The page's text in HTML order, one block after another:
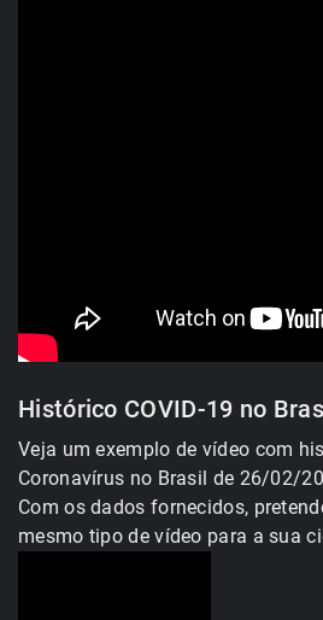
Histórico COVID-19 no
Veja um exemplo de vídeo com
Coronavírus no Brasil de 26/02/
Com os dados fornecidos,
mesmo tipo de vídeo para a sua